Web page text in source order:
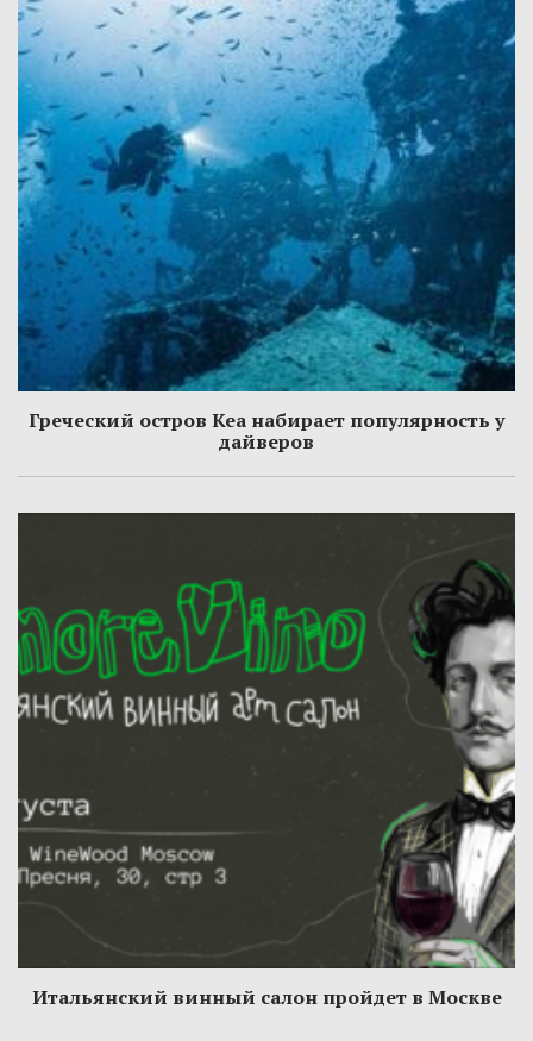
Греческий остров Кеа набирает популярность у
дайверов
Итальянский винный салон пройдет в Москве